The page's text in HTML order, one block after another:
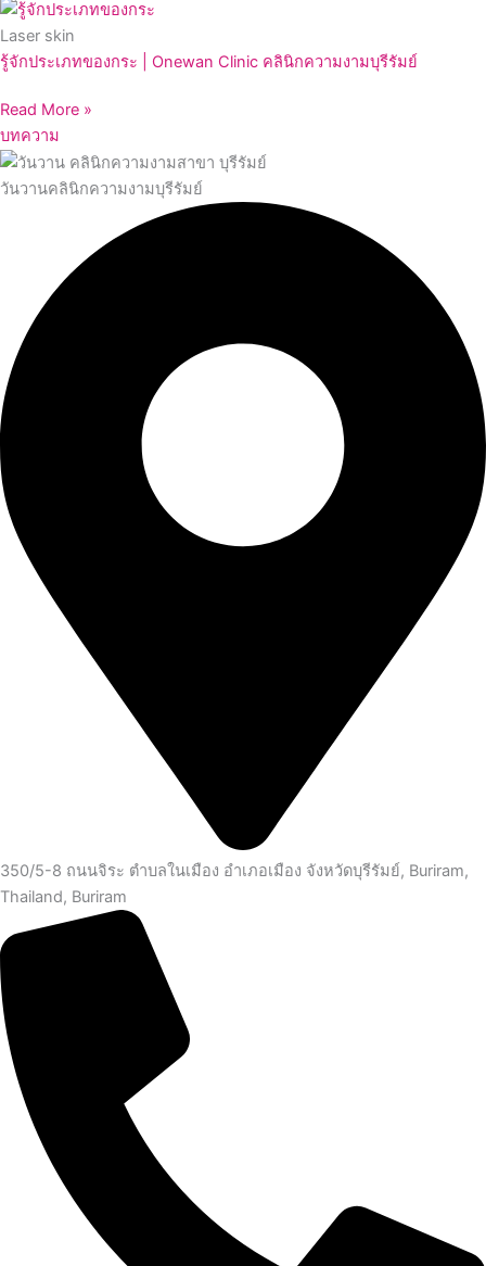
Laser skin
รู้จักประเภทของกระ | Onewan Clinic คลินิกความงามบุรีรัมย์
Read More »
บทความ
วันวานคลินิกความงามบุรีรัมย์
350/5-8 ถนนจิระ ตำบลในเมือง อำเภอเมือง จังหวัดบุรีรัมย์, Buriram,
Thailand, Buriram